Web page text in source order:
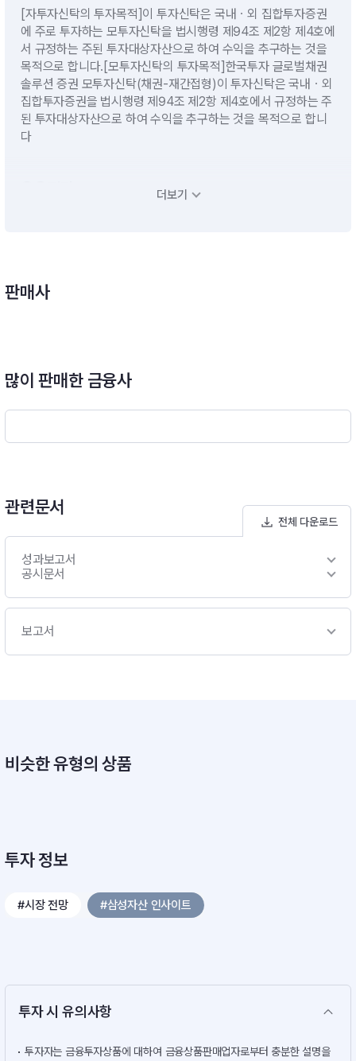
[자투자신탁의 투자목적]이 투자신탁은 국내ㆍ외 집합투자증권
에 주로 투자하는 모투자신탁을 법시행령 제94조 제2항 제4호에
서 규정하는 주된 투자대상자산으로 하여 수익을 추구하는 것을
목적으로 합니다.[모투자신탁의 투자목적]한국투자 글로벌채권
솔루션 증권 모투자신탁(채권-재간접형)이 투자신탁은 국내ㆍ외
집합투자증권을 법시행령 제94조 제2항 제4호에서 규정하는 주
된 투자대상자산으로 하여 수익을 추구하는 것을 목적으로 합니
다
최선의 이익이 된다고 판단하는 경우에는 투자신탁 자산총액의 4
Appetite Index)의 분포와 방향성을 참고하여 포트폴리오의 위
및 국가별 정책ㆍ규제 변화 등 글로벌 매크로 분석을 기반으로 다
로벌 채권 투자전략, ETF 등을 활용하여 상관관계가 낮거나 음의
상 선정을 통한 글로벌 분산투자 포트폴리오 구성,투자된 자산의
가격변동성을 상쇄시키는 롱숏전략을 추구할 수 있도록 상대가치
분석 및 수익률곡선(Yield Curve) 분석에 따라 지수 인버스 ETF
등을 통하여 스프레드 전략 활용,실물 채권 및 채권 관련 자산 등
에도 투자하여 추가수익 추구 - 포트폴리오에 대한 성과요인 분석
1개월, 필요시 수시 리밸런싱 가능
더보기
판매사
많이 판매한 금융사
관련문서
전체 다운로드
성과보고서
공시문서
보고서
비슷한 유형의 상품
투자 정보
#시장 전망 #삼성자산 인사이트
투자 시 유의사항
투자자는 금융투자상품에 대하여 금융상품판매업자로부터 충분한 설명을